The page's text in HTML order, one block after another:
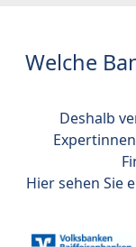
Welche
Deshalb
Hier sehen Sie